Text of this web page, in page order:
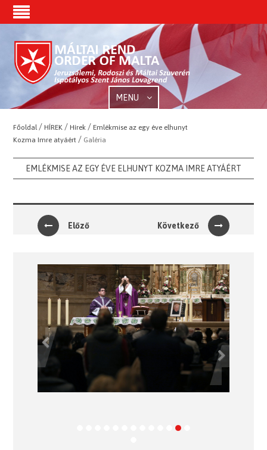
MENU
Főoldal /HÍREK /Hírek /Emlékmise az egy éve elhunyt
Kozma Imre atyáért / Galéria
EMLÉKMISE AZ EGY ÉVE ELHUNYT KOZMA IMRE ATYÁÉRT
Előző Következő
Previous Next